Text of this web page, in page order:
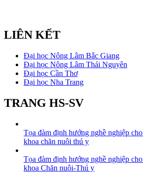
LIÊN KẾT
Đại học Nông Lâm Bắc Giang
Đại học Nông Lâm Thái Nguyên
Đại học Cần Thơ
Đại học Nha Trang
TRANG HS-SV
Tọa đàm định hướng nghề nghiệp
khoa chăn nuôi thú y
Tọa đàm định hướng nghề nghiệp
khoa Chăn nuôi-Thú y